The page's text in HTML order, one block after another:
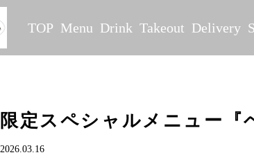
TOP Menu Drink Takeout Delivery
限定スペシャルメニュー『
2026.03.16